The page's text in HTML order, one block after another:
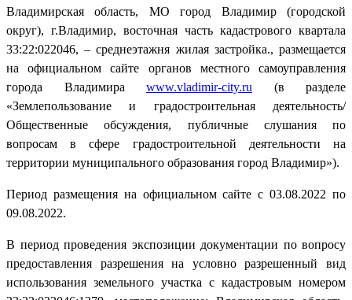
Владимирская область, МО город Владимир (городской
округ), г.Владимир, восточная часть кадастрового квартала
33:22:022046, – среднеэтажня жилая застройка., размещается
на официальном сайте органов местного самоуправления
города Владимира www.vladimir-city.ru (в разделе
«Землепользование и градостроительная деятельность/
Общественные обсуждения, публичные слушания по
вопросам в сфере градостроительной деятельности на
территории муниципального образования город Владимир»).
Период размещения на официальном сайте с 03.08.2022 по
09.08.2022.
В период проведения экспозиции документации по вопросу
предоставления разрешения на условно разрешенный вид
использования земельного участка с кадастровым номером